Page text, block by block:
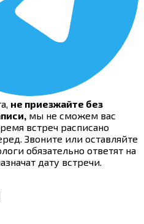
не приезжайте без
мы не сможем вас
встреч расписано
Звоните или оставляйте
обязательно ответят на
дату встречи.